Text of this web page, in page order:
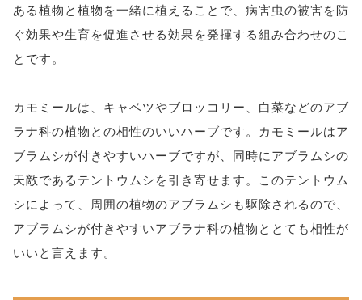
ある植物と植物を一緒に植えることで、病害虫の被害を防
ぐ効果や生育を促進させる効果を発揮する組み合わせのこ
とです。
カモミールは、キャベツやブロッコリー、白菜などのアブ
ラナ科の植物との相性のいいハーブです。カモミールはア
ブラムシが付きやすいハーブですが、同時にアブラムシの
天敵であるテントウムシを引き寄せます。このテントウム
シによって、周囲の植物のアブラムシも駆除されるので、
アブラムシが付きやすいアブラナ科の植物ととても相性が
いいと言えます。